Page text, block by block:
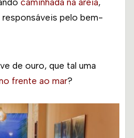
pelo bem-
de ouro, que tal uma
frente ao mar?